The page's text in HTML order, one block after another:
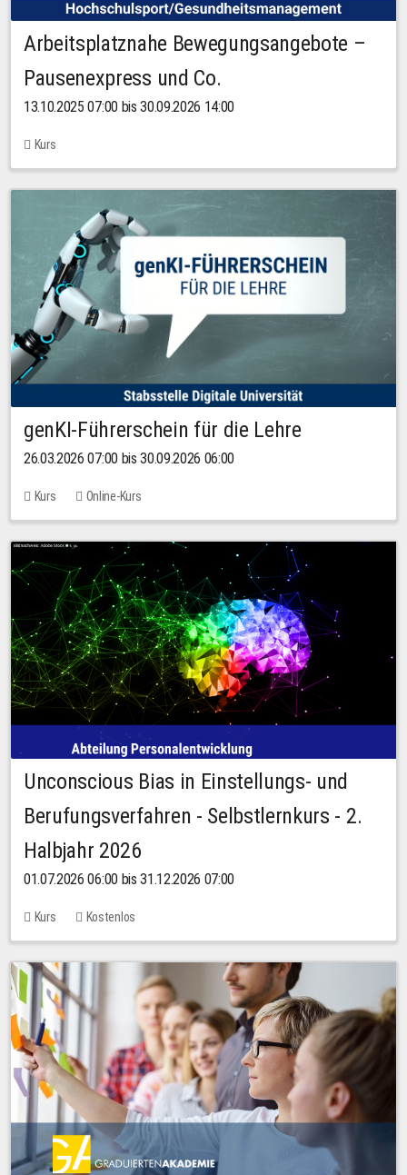
Arbeitsplatznahe Bewegungsangebote –
Pausenexpress und Co.
13.10.2025 07:00 bis 30.09.2026 14:00
Kurs
genKI-Führerschein für die Lehre
26.03.2026 07:00 bis 30.09.2026 06:00
Kurs Online-Kurs
Unconscious Bias in Einstellungs- und
Berufungsverfahren - Selbstlernkurs - 2.
Halbjahr 2026
01.07.2026 06:00 bis 31.12.2026 07:00
Kurs Kostenlos